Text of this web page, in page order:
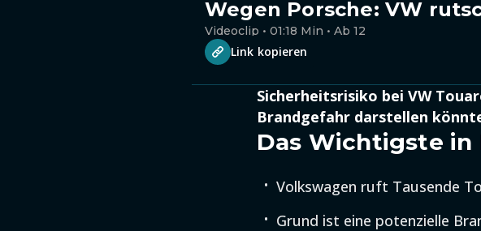
Wegen Porsche: VW
Videoclip • 01:18 Min • Ab 12
Link kopieren
Sicherheitsrisiko bei VW
Brandgefahr darstellen
Das Wichtigste in
Volkswagen ruft Tausende
Grund ist eine potenzielle